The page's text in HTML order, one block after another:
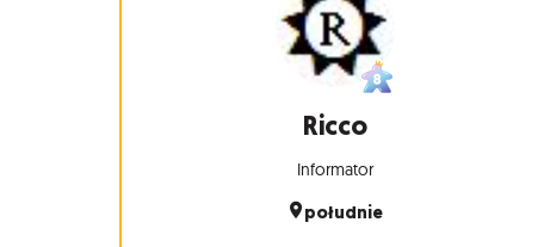
Ricco
Informator
południe